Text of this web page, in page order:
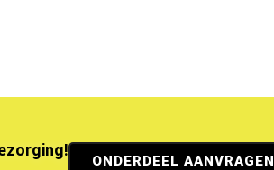
ONDERDEEL AANVRAGEN